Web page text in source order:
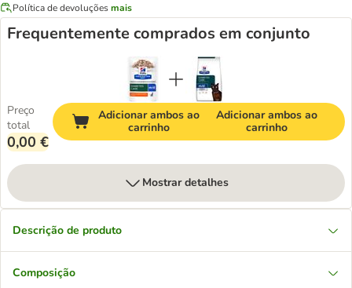
Política de devoluçõesmais
Frequentemente comprados em conjunto
Preço
total
0,00 €
Adicionar ambos ao
carrinho
Adicionar ambos ao
carrinho
Mostrar detalhes
Descrição de produto
Composição